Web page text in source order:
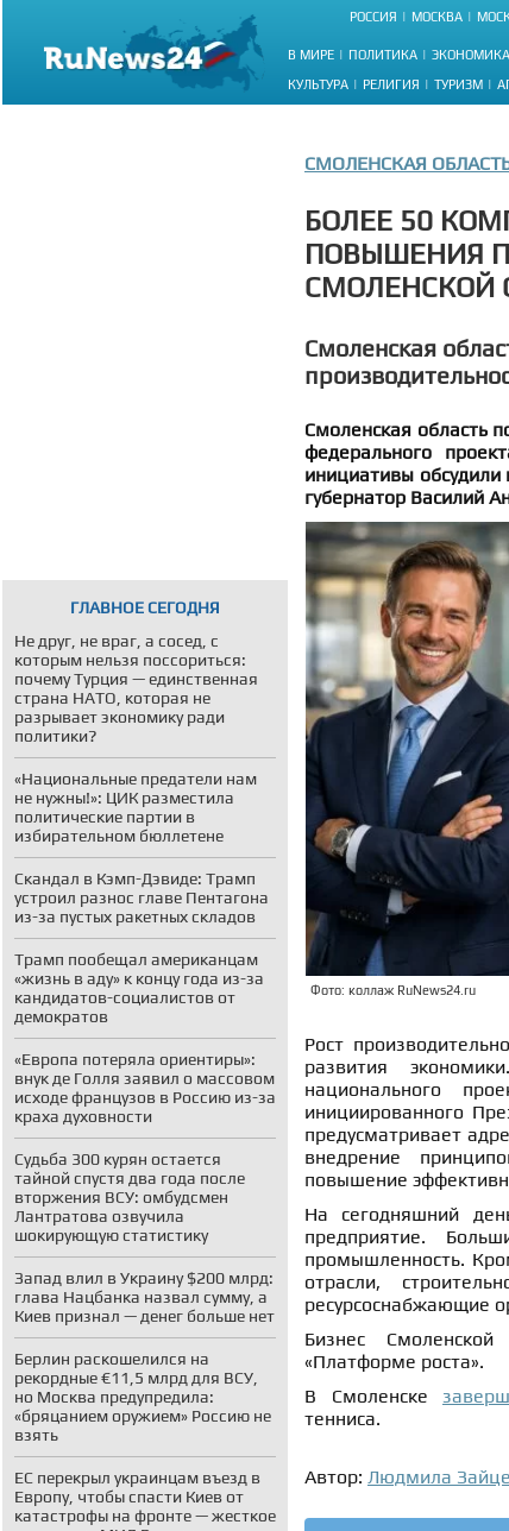
РОССИЯ МОСКВА
В МИРЕ ПОЛИТИКА ЭКОНОМИКА
КУЛЬТУРА РЕЛИГИЯ ТУРИЗМ
ГЛАВНОЕ СЕГОДНЯ
Не друг, не враг, а сосед, с
которым нельзя поссориться:
почему Турция — единственная
страна НАТО, которая не
разрывает экономику ради
политики?
«Национальные предатели нам
не нужны!»: ЦИК разместила
политические партии в
избирательном бюллетене
Скандал в Кэмп-Дэвиде: Трамп
устроил разнос главе Пентагона
из-за пустых ракетных складов
Трамп пообещал американцам
«жизнь в аду» к концу года из-за
кандидатов-социалистов от
демократов
«Европа потеряла ориентиры»:
внук де Голля заявил о массовом
исходе французов в Россию из-за
краха духовности
Судьба 300 курян остается
тайной спустя два года после
вторжения ВСУ: омбудсмен
Лантратова озвучила
шокирующую статистику
Запад влил в Украину $200 млрд:
глава Нацбанка назвал сумму, а
Киев признал — денег больше нет
Берлин раскошелился на
рекордные €11,5 млрд для ВСУ,
но Москва предупредила:
«бряцанием оружием» Россию не
взять
ЕС перекрыл украинцам въезд в
Европу, чтобы спасти Киев от
катастрофы на фронте — жесткое
СМОЛЕНСКАЯ
БОЛЕЕ 50
ПОВЫШЕНИЯ
СМОЛЕНСКОЙ
Смоленская
Смоленская область
федерального
инициативы обсудили
губернатор Василий
Фото: коллаж RuNews24.ru
Рост
развития
национального
инициированного
предусматривает
внедрение
повышение
На сегодняшний
предприятие.
промышленность.
отрасли,
ресурсоснабжающие
Бизнес
«Платформе роста».
В Смоленске
тенниса.
Автор: Людмила